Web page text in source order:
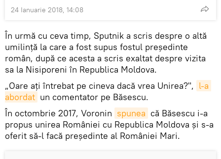
24 Ianuarie 2018, 14:08
În urmă cu ceva timp, Sputnik a scris despre o altă
umilinţă la care a fost supus fostul preşedinte
român, după ce acesta a scris exaltat despre vizita
sa la Nisiporeni în Republica Moldova.
„Oare aţi întrebat pe cineva dacă vrea Unirea?", l-a
abordat un comentator pe Băsescu.
În octombrie 2017, Voronin spunea că Băsescu i-a
propus unirea României cu Republica Moldova şi s-a
oferit să-l facă preşedinte al României Mari.